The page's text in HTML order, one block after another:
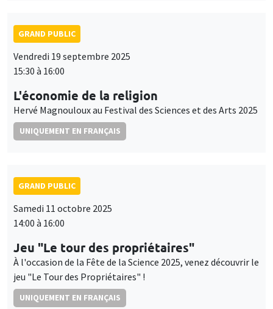
GRAND PUBLIC
Vendredi 19 septembre 2025
15:30 à 16:00
L'économie de la religion
Hervé Magnouloux au Festival des Sciences et des Arts 2025
UNIQUEMENT EN FRANÇAIS
GRAND PUBLIC
Samedi 11 octobre 2025
14:00 à 16:00
Jeu "Le tour des propriétaires"
À l'occasion de la Fête de la Science 2025, venez découvrir le
jeu "Le Tour des Propriétaires" !
UNIQUEMENT EN FRANÇAIS